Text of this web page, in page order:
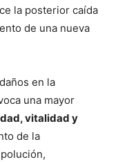
la posterior caída
de una nueva
en la
una mayor
vitalidad y
de la